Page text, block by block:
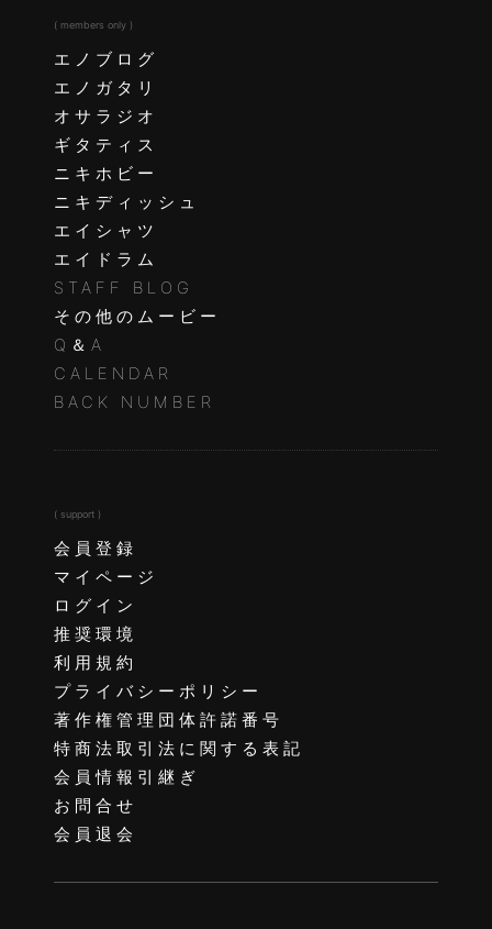
( members only )
エノブログ
エノガタリ
オサラジオ
ギタティス
ニキホビー
ニキディッシュ
エイシャツ
エイドラム
STAFF BLOG
その他のムービー
Q＆A
CALENDAR
BACK NUMBER
( support )
会員登録
マイページ
ログイン
推奨環境
利用規約
プライバシーポリシー
著作権管理団体許諾番号
特商法取引法に関する表記
会員情報引継ぎ
お問合せ
会員退会